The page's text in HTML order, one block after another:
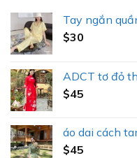
Tay ngắn
$30
ADCT tơ đỏ
$45
áo dai cách
$45